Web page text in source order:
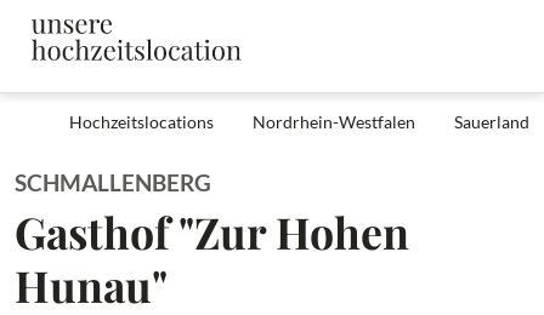
Hochzeitslocations Nordrhein-Westfalen Sauerland
SCHMALLENBERG
Gasthof "Zur Hohen
Hunau"